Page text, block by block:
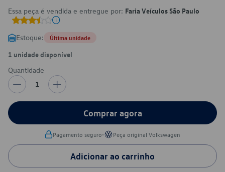
Essa peça é vendida e entregue por: Faria Veículos São Paulo
Estoque: Última unidade
1 unidade disponível
Quantidade
1
Comprar agora
Pagamento seguro• Peça original Volkswagen
Adicionar ao carrinho